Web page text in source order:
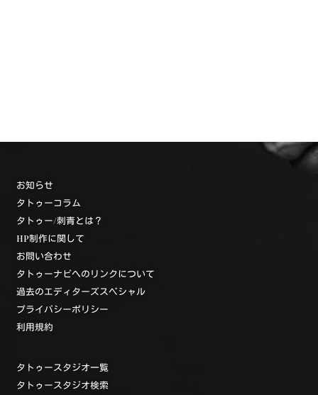
お知らせ
タトゥーコラム
タトゥー/刺青とは？
HP制作に関して
お問い合わせ
タトゥーナビへのリンクについて
過去のエディターズスペシャル
プライバシーポリシー
利用規約
タトゥースタジオ一覧
タトゥースタジオ検索